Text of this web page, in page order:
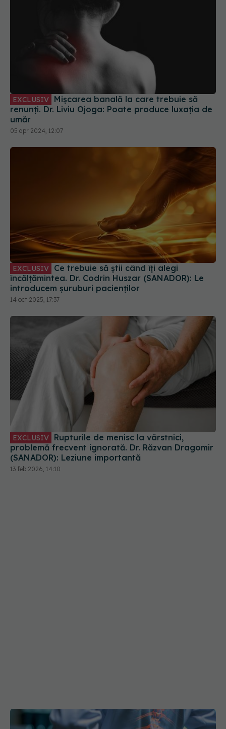
EXCLUSIV
renunți. Dr. Liviu Ojoga: Poate produce luxația de
umăr
05 apr 2024, 12:07
EXCLUSIV
încălțămintea. Dr. Codrin Huszar (SANADOR): Le
introducem șuruburi pacienților
14 oct 2025, 17:37
EXCLUSIV
problemă frecvent ignorată. Dr. Răzvan Dragomir
(SANADOR): Leziune importantă
13 feb 2026, 14:10